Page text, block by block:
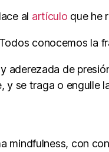
al artículo que he
Todos conocemos la
aderezada de
y se traga o engulle
mindfulness, con